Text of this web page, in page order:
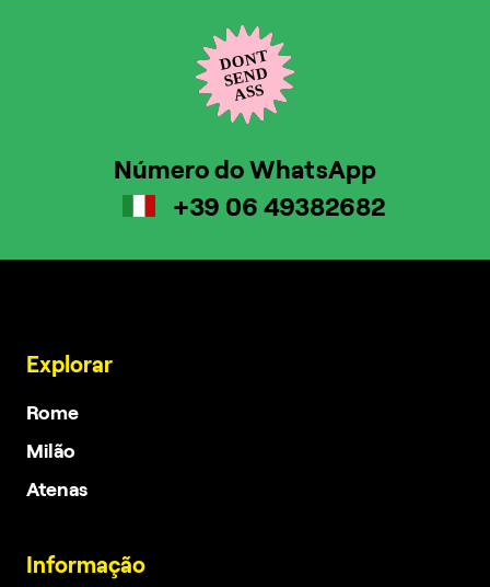
Número do WhatsApp
+39 06 49382682
Explorar
Rome
Milão
Atenas
Informação